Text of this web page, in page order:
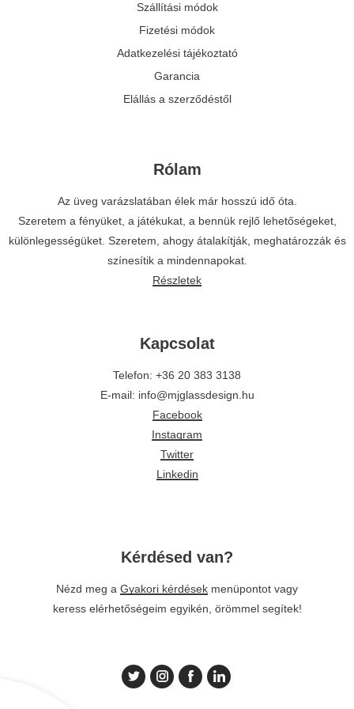
Szállítási módok
Fizetési módok
Adatkezelési tájékoztató
Garancia
Elállás a szerződéstől
Rólam
Az üveg varázslatában élek már hosszú idő óta.
Szeretem a fényüket, a játékukat, a bennük rejlő lehetőségeket,
különlegességüket. Szeretem, ahogy átalakítják, meghatározzák és
színesítik a mindennapokat.
Részletek
Kapcsolat
Telefon: +36 20 383 3138
E-mail: info@mjglassdesign.hu
Facebook
Instagram
Twitter
Linkedin
Kérdésed van?
Nézd meg a Gyakori kérdések menüpontot vagy
keress elérhetőségeim egyikén, örömmel segítek!